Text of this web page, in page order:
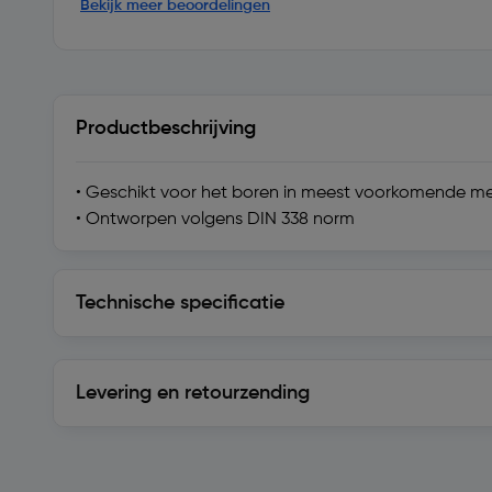
Bekijk meer beoordelingen
Productbeschrijving
• Geschikt voor het boren in meest voorkomende
• Ontworpen volgens DIN 338 norm
Technische specificatie
Levering en retourzending